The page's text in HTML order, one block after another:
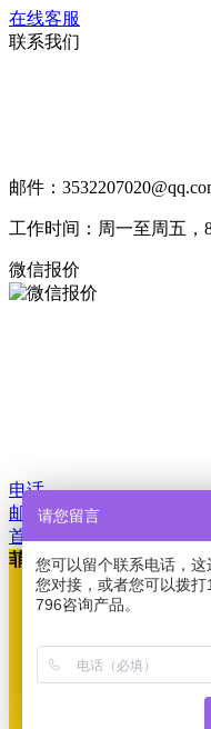
在线客服
联系我们
邮件：
工作时间：周一至周五，
微信报价
电话
邮箱
首页
菲龙工业清洁设备，专注
请您留言
您可以留个联系电话，这
您对接，或者您可以拨
796咨询产品。